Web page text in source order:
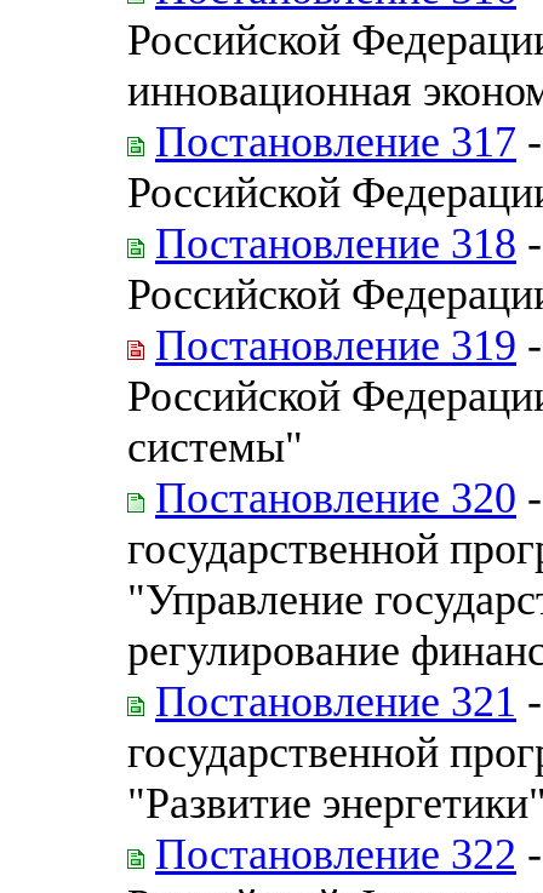
Российской
инновационная
Постановление 317
Российской
Постановление 318
Российской
Постановление 319
Российской
системы"
Постановление 320
государственной
"Управление
регулирование
Постановление 321
государственной
"Развитие
Постановление 322